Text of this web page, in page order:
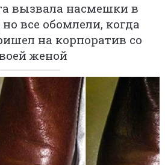
вызвала насмешки в
все обомлели, когда
на корпоратив со
женой